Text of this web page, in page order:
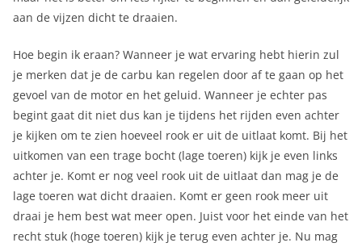
aan de vijzen dicht te draaien.
Hoe begin ik eraan? Wanneer je wat ervaring hebt hierin zul
je merken dat je de carbu kan regelen door af te gaan op het
gevoel van de motor en het geluid. Wanneer je echter pas
begint gaat dit niet dus kan je tijdens het rijden even achter
je kijken om te zien hoeveel rook er uit de uitlaat komt. Bij het
uitkomen van een trage bocht (lage toeren) kijk je even links
achter je. Komt er nog veel rook uit de uitlaat dan mag je de
lage toeren wat dicht draaien. Komt er geen rook meer uit
draai je hem best wat meer open. Juist voor het einde van het
recht stuk (hoge toeren) kijk je terug even achter je. Nu mag